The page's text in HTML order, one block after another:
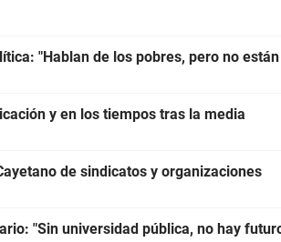
"Hablan de los pobres, pero no están
y en los tiempos tras la media
de sindicatos y organizaciones
"Sin universidad pública, no hay